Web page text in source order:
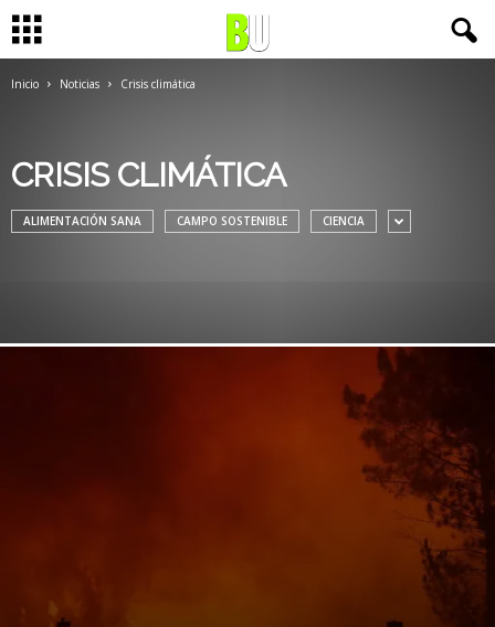
Inicio Noticias Crisis climática
CRISIS CLIMÁTICA
ALIMENTACIÓN SANA CAMPO SOSTENIBLE CIENCIA